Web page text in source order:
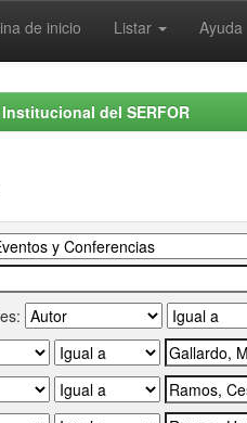
de inicio Listar Ayuda
del SERFOR